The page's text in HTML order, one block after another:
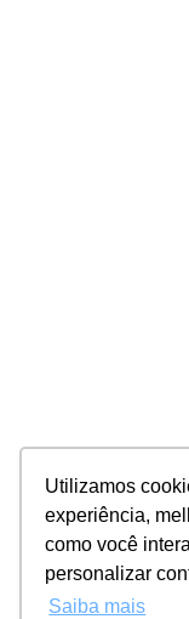
Utilizamos
experiência,
como você
personalizar
Saiba mais